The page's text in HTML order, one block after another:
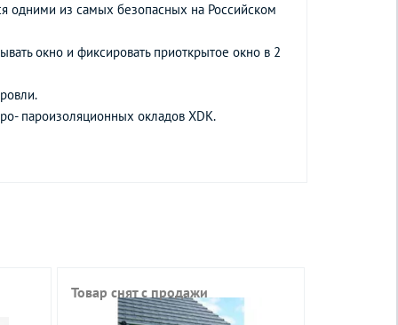
одними из самых безопасных на Российском
окно и фиксировать приоткрытое окно в 2
пароизоляционных окладов XDK.
Товар снят с продажи